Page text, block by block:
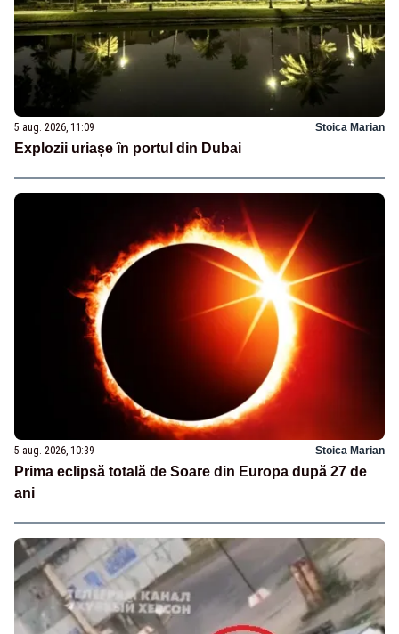
5 aug. 2026, 11:09 Stoica Marian
Explozii uriașe în portul din Dubai
5 aug. 2026, 10:39 Stoica Marian
Prima eclipsă totală de Soare din Europa după 27 de
ani